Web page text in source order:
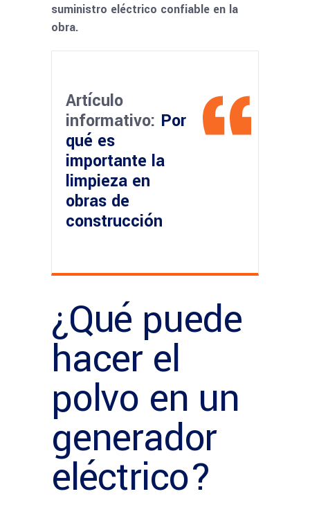
suministro eléctrico confiable en la
obra.
Artículo
informativo: Por
qué es
importante la
limpieza en
obras de
construcción
¿Qué puede
hacer el
polvo en un
generador
eléctrico?